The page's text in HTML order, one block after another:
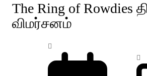
The Ring of Rowdies
விமர்சனம்